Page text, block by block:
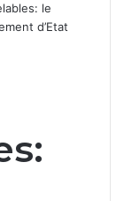
le
d’Etat